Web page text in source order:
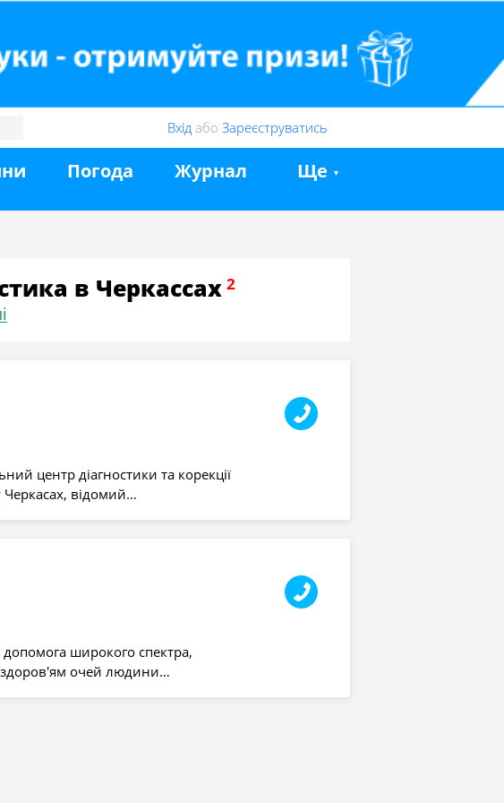
Вхід або Зареєструватись
Погода Журнал Ще
в Черкассах
центр діагностики та корекції
відомий…
широкого спектра,
здоров'ям очей людини…